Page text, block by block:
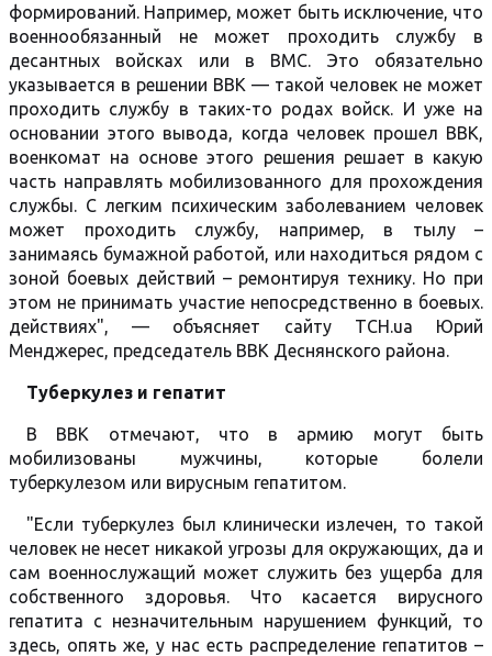
формирований. Например, может быть исключение, что
военнообязанный не может проходить службу в
десантных войсках или в ВМС. Это обязательно
указывается в решении ВВК — такой человек не может
проходить службу в таких-то родах войск. И уже на
основании этого вывода, когда человек прошел ВВК,
военкомат на основе этого решения решает в какую
часть направлять мобилизованного для прохождения
службы. С легким психическим заболеванием человек
может проходить службу, например, в тылу –
занимаясь бумажной работой, или находиться рядом с
зоной боевых действий – ремонтируя технику. Но при
этом не принимать участие непосредственно в боевых.
действиях", — объясняет сайту ТСН.ua Юрий
Менджерес, председатель ВВК Деснянского района.
Туберкулез и гепатит
В ВВК отмечают, что в армию могут быть
мобилизованы мужчины, которые болели
туберкулезом или вирусным гепатитом.
"Если туберкулез был клинически излечен, то такой
человек не несет никакой угрозы для окружающих, да и
сам военнослужащий может служить без ущерба для
собственного здоровья. Что касается вирусного
гепатита с незначительным нарушением функций, то
здесь, опять же, у нас есть распределение гепатитов –